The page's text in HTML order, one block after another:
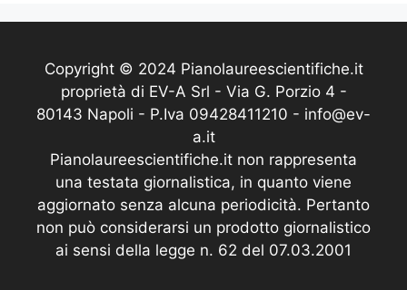
Copyright © 2024 Pianolaureescientifiche.it
proprietà di EV-A Srl - Via G. Porzio 4 -
80143 Napoli - P.Iva 09428411210 - info@ev-
a.it
Pianolaureescientifiche.it non rappresenta
una testata giornalistica, in quanto viene
aggiornato senza alcuna periodicità. Pertanto
non può considerarsi un prodotto giornalistico
ai sensi della legge n. 62 del 07.03.2001